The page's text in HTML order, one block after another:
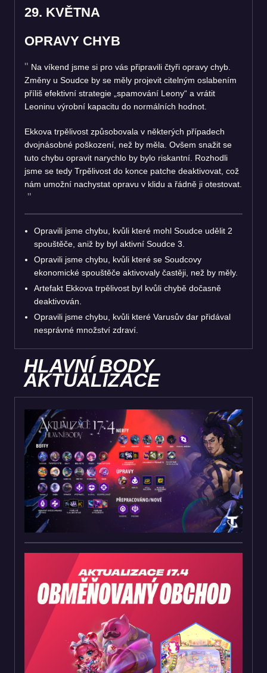
29. KVĚTNA
OPRAVY CHYB
Na víkend jsme si pro vás připravili čtyři opravy chyb.
Změny u Soudce by se měly projevit citelným oslabením
příliš efektivní strategie „spamování Leony“ a vrátit
Leoninu výrobní kapacitu do normálních hodnot.
Ekkova trpělivost způsobovala v některých případech
dvojnásobné poškození, než by měla. Ovšem snažit se
tuto chybu opravit narychlo by bylo riskantní. Rozhodli
jsme se tedy Trpělivost do konce patche deaktivovat, což
nám umožní nachystat opravu v klidu a řádně ji otestovat.
Opravili jsme chybu, kvůli které mohl Soudce udělit 2
spouštěče, aniž by byl aktivní Soudce 3.
Opravili jsme chybu, kvůli které se Soudcovy
ekonomické spouštěče aktivovaly častěji, než by měly.
Artefakt Ekkova trpělivost byl kvůli chybě dočasně
deaktivován.
Opravili jsme chybu, kvůli které Varusův dar přidával
nesprávné množství zdraví.
HLAVNÍ BODY
AKTUALIZACE